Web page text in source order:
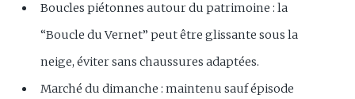
Boucles piétonnes autour du patrimoine : la
“Boucle du Vernet” peut être glissante sous la
neige, éviter sans chaussures adaptées.
Marché du dimanche : maintenu sauf épisode